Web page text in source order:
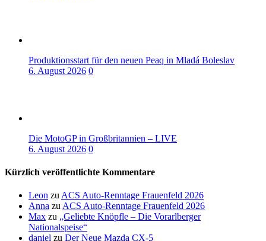
Produktionsstart für den neuen Peaq in Mladá Boleslav
6. August 2026 0
Die MotoGP in Großbritannien – LIVE
6. August 2026 0
Kürzlich veröffentlichte Kommentare
Leon zuACS Auto-Renntage Frauenfeld 2026
Anna zuACS Auto-Renntage Frauenfeld 2026
Max zu „Geliebte Knöpfle – Die Vorarlberger
Nationalspeise“
daniel zu Der Neue Mazda CX-5